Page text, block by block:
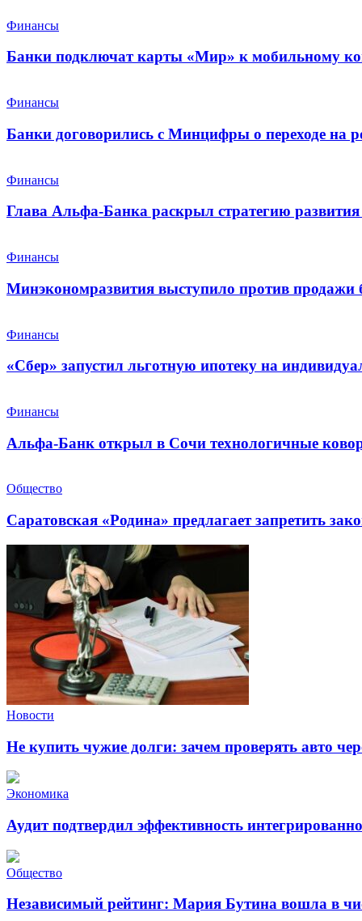
Финансы
Банки подключат карты «Мир» к мобильному
Финансы
Банки договорились с Минцифры о переходе на
Финансы
Глава Альфа-Банка раскрыл стратегию развития
Финансы
Минэкономразвития выступило против продажи
Финансы
«Сбер» запустил льготную ипотеку на
Финансы
Альфа-Банк открыл в Сочи технологичные
Общество
Саратовская «Родина» предлагает запретить
Новости
Не купить чужие долги: зачем проверять авто
Экономика
Аудит подтвердил эффективность
Общество
Независимый рейтинг: Мария Бутина вошла в